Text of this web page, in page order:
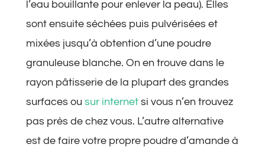
l’eau bouillante pour enlever la peau). Elles
sont ensuite séchées puis pulvérisées et
mixées jusqu’à obtention d’une poudre
granuleuse blanche. On en trouve dans le
rayon pâtisserie de la plupart des grandes
surfaces ou sur internet si vous n’en trouvez
pas près de chez vous. L’autre alternative
est de faire votre propre poudre d’amande à